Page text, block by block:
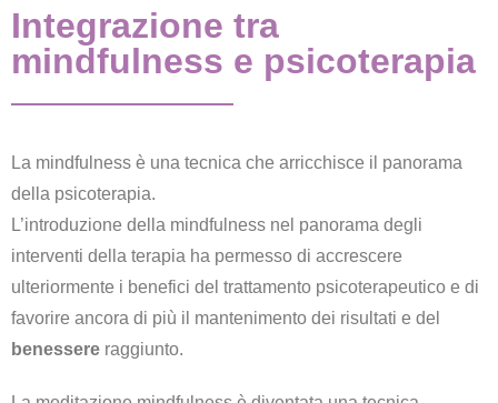
Integrazione tra
mindfulness e psicoterapia
La mindfulness è una tecnica che arricchisce il panorama
della psicoterapia.
L’introduzione della mindfulness nel panorama degli
interventi della terapia ha permesso di accrescere
ulteriormente i benefici del trattamento psicoterapeutico e di
favorire ancora di più il mantenimento dei risultati e del
benessere raggiunto.